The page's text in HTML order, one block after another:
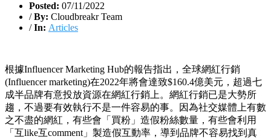
Posted: 07/11/2022
/ By: Cloudbreakr Team
/ In: Articles
根據Influencer Marketing Hub的報告指出，全球網紅行銷
(Influencer marketing)在2022年將會達致$160.4億美元，超過七
成半品牌有意投放資源在網紅行銷上。網紅行銷已是大勢所
趨，不過要有效執行不是一件容易的事。因為社交媒體上有數
之不盡的網紅，有些會「買粉」造假粉絲數量，有些會利用
「互like互comment」製造假互動率，導到品牌不容易找到真